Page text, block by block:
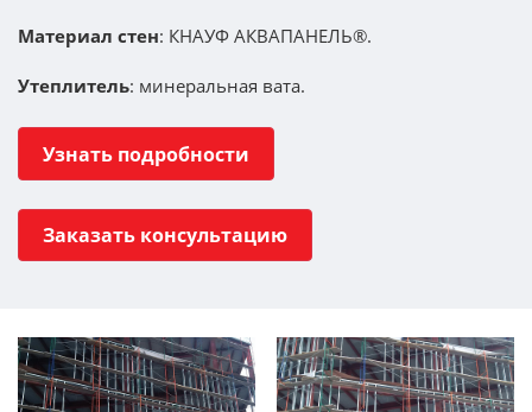
Материал стен: КНАУФ АКВАПАНЕЛЬ®.
Утеплитель: минеральная вата.
Узнать подробности
Заказать консультацию